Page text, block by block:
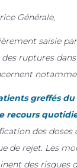
Générale,
saisie
ruptures
greffés
recours
des
de rejet. Les
des risques